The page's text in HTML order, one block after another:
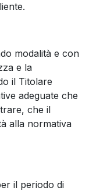
modalità e con
e la
il Titolare
adeguate che
che il
alla normativa
il periodo di